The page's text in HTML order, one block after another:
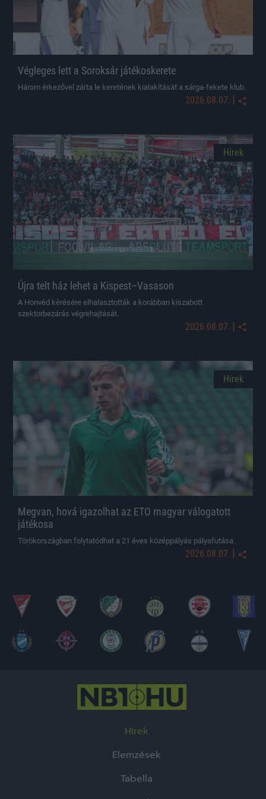
Végleges lett a Soroksár játékoskerete
Három érkezővel zárta le keretének kialakítását a sárga-fekete klub.
2026.08.07.
Hírek
Újra telt ház lehet a Kispest–Vasason
A Honvéd kérésére elhalasztották a korábban kiszabott
szektorbezárás végrehajtását.
2026.08.07. |
Hírek
Megvan, hová igazolhat az ETO magyar válogatott
játékosa
Törökországban folytatódhat a 21 éves középpályás pályafutása.
2026.08.07. |
Hírek
Elemzések
Tabella